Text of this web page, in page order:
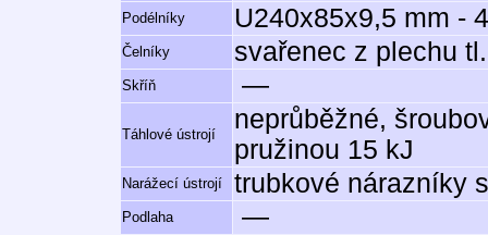
Podélníky U240x85x9,5 mm -
Čelníky svařenec z plechu
Skříň —
Táhlové ústrojí
neprůběžné,
pružinou 15 kJ
Narážecí ústrojí trubkové nárazníky
Podlaha —